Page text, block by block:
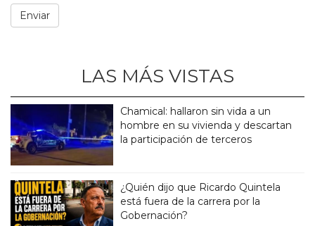
LAS MÁS VISTAS
Chamical: hallaron sin vida a un
hombre en su vivienda y descartan
la participación de terceros
¿Quién dijo que Ricardo Quintela
está fuera de la carrera por la
Gobernación?